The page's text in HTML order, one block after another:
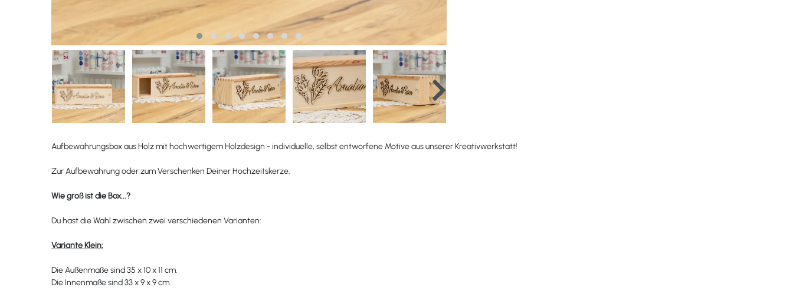
Aufbewahrungsbox aus Holz mit hochwertigem Holzdesign - individuelle, selbst entworfene Motive aus unserer Kreativwerkstatt!
Zur Aufbewahrung oder zum Verschenken Deiner Hochzeitskerze.
Wie groß ist die Box...?
Du hast die Wahl zwischen zwei verschiedenen Varianten:
Variante Klein:
Die Außenmaße sind 35 x 10 x 11 cm.
Die Innenmaße sind 33 x 9 x 9 cm.